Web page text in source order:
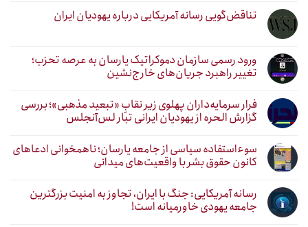
تناقض‌گویی رسانه آمریکایی درباره یهودیان ایران
ورود رسمی سازمان دموکراتیک یارسان به عرصه تحزب؛
تغییر راهبرد جریان‌های خارج‌نشین
فرار سرمایه‌داران پهلوی زیر نقابِ «تبعید مذهبی»؛ بررسی
گزارش الحره از یهودیان ایرانی تبار لس‌آنجلس
سوءاستفاده سیاسی از جامعه یارسان؛ ناهمخوانی ادعاهای
کانون حقوق بشر با واقعیت‌های میدانی
رسانه آمریکایی: جنگ با ایران، تجاوز به امنیت بزرگترین
جامعه یهودی خاورمیانه است!